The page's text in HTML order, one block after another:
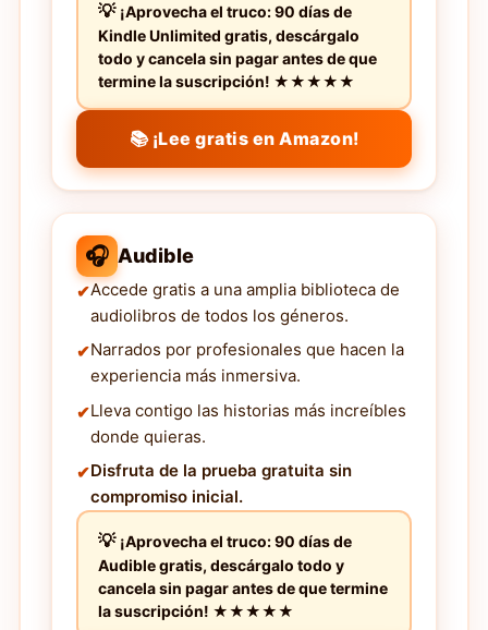
¡Aprovecha el truco: 90 días de
Kindle Unlimited gratis, descárgalo
todo y cancela sin pagar antes de que
termine la suscripción! ★★★★★
📚 ¡Lee gratis en Amazon!
🎧 Audible
Accede gratis a una amplia biblioteca de
audiolibros de todos los géneros.
Narrados por profesionales que hacen la
experiencia más inmersiva.
Lleva contigo las historias más increíbles
donde quieras.
Disfruta de la prueba gratuita sin
compromiso inicial.
¡Aprovecha el truco: 90 días de
Audible gratis, descárgalo todo y
cancela sin pagar antes de que termine
la suscripción! ★★★★★